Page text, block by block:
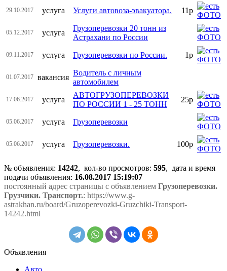
29.10.2017 услуга Услуги автовоза-эвакуатора. 11р
05.12.2017 услуга
Грузоперевозки 20 тонн из
Астрахани по России
09.11.2017 услуга Грузоперевозки по России. 1р
01.07.2017 вакансия
Водитель с личным
автомобилем
17.06.2017 услуга
АВТОГРУЗОПЕРЕВОЗКИ
ПО РОССИИ 1 - 25 ТОНН
25р
05.06.2017 услуга Грузоперевозки
05.06.2017 услуга Грузоперевозки. 100р
№ объявления: 14242, кол-во просмотров: 595, дата и время
подачи объявления: 16.08.2017 15:19:07
постоянный адрес страницы с объявлением Грузоперевозки.
Грузчики. Транспорт.: https://www.g-
astrakhan.ru/board/Gruzoperevozki-Gruzchiki-Transport-
14242.html
Объявления
Авто